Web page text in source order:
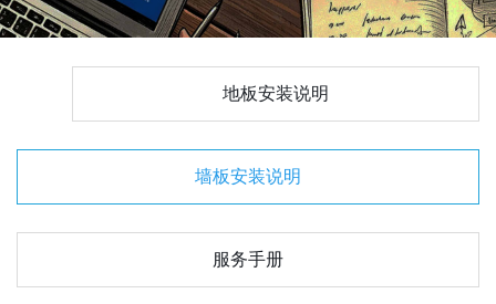
地板安装说明
墙板安装说明
服务手册